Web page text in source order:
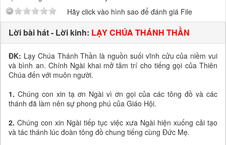
Hãy click vào hình sao để đánh giá File
Lời bài hát - Lời kinh: LẠY CHÚA THÁNH THẦN
ĐK: Lạy Chúa Thánh Thần là nguồn suối vĩnh cửu của niềm vui
và bình an. Chính Ngài khai mở tâm trí cho tiếng gọi của Thiên
Chúa đến với muôn người.
1. Chúng con xin tạ ơn Ngài vì ơn gọi của các tông đồ và các
thánh đã làm nên sự phong phú của Giáo Hội.
2.Chúng con xin Ngài tiếp tục việc xưa Ngài hiện xuống cải tạo
và tác thánh lúc đoàn tông đồ chung tiếng cùng Đức Mẹ.